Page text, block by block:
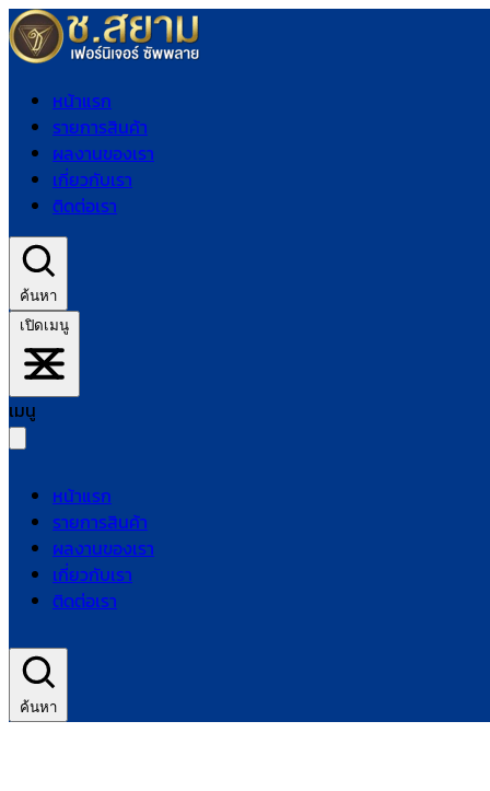
หน้าแรก
รายการสินค้า
ผลงานของเรา
เกี่ยวกับเรา
ติดต่อเรา
ค้นหา
เปิดเมนู
เมนู
หน้าแรก
รายการสินค้า
ผลงานของเรา
เกี่ยวกับเรา
ติดต่อเรา
ค้นหา